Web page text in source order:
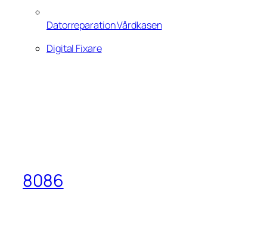
Datorreparation Vårdkasen
Digital Fixare
8086